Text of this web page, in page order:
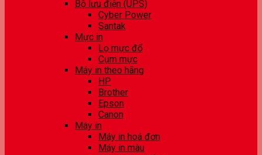
Bộ lưu điện (UPS)
Cyber Power
Santak
Mực in
Lọ mực đổ
Cụm mực
Máy in theo hãng
HP
Brother
Epson
Canon
Máy in
Máy in hoá đơn
Máy in màu